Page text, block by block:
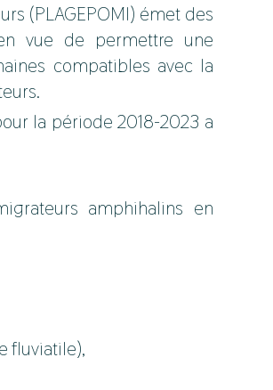
(PLAGEPOMI) émet des
vue de permettre une
compatibles avec la
la période 2018-2023 a
amphihalins en
fluviatile),